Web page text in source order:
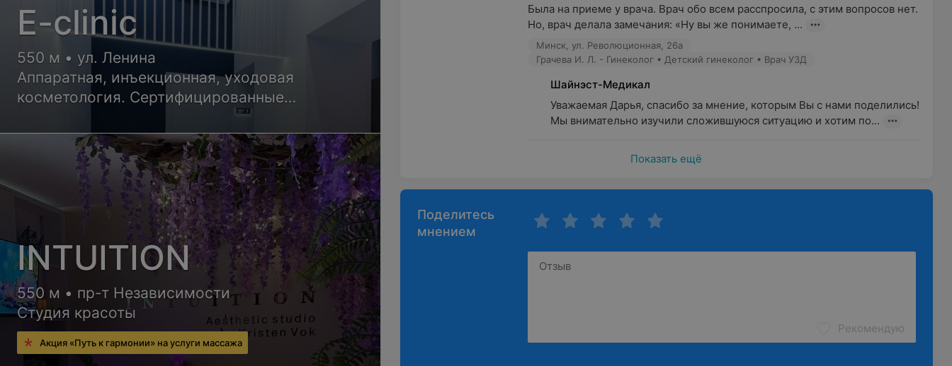
Была на приеме у врача. Врач обо всем расспросила, с этим вопросов нет.
Но, врач делала замечания: «Ну вы же понимаете, ...
Минск, ул. Революционная, 26а
Грачева И. Л. - Гинеколог • Детский гинеколог • Врач УЗД
Шайнэст-Медикал
Уважаемая Дарья, спасибо за мнение, которым Вы с нами поделились!
Мы внимательно изучили сложившуюся ситуацию и хотим по...
Показать ещё
Поделитесь
мнением
Рекомендую
E-clinic
550 м • ул. Ленина
Аппаратная, инъекционная, уходовая
косметология. Сертифицированные
препараты, новое оборудование. Скидки и
акции
INTUITION
550 м • пр-т Независимости
Студия красоты
Акция «Путь к гармонии» на услуги массажа